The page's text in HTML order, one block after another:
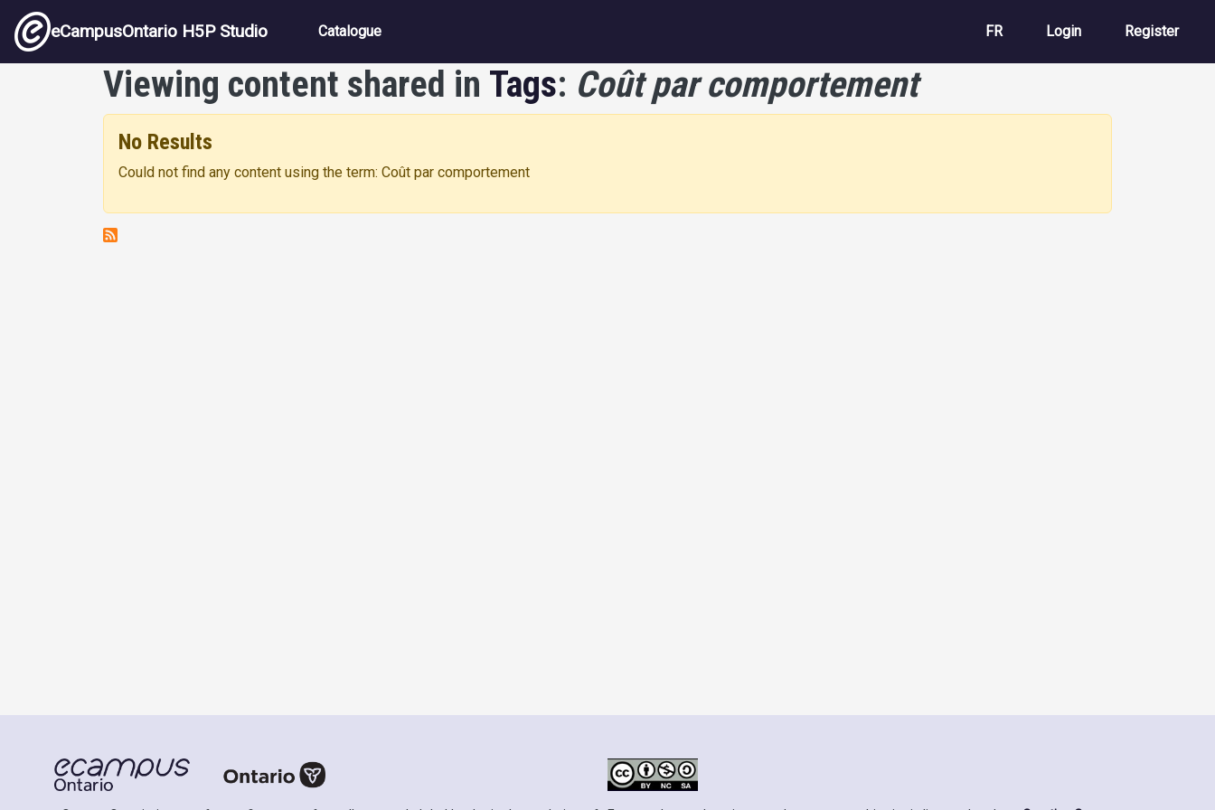
Skip to main content
eCampusOntario H5P Studio Main navigation
Catalogue FR User account
Login Register
Viewing content shared in Tags: Coût par comportement
No Results
Could not find any content using the term: Coût par comportement